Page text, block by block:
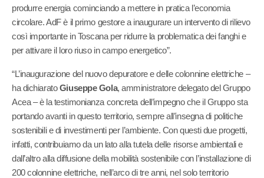
produrre energia cominciando a mettere in pratica l’economia
circolare. AdF è il primo gestore a inaugurare un intervento di rilievo
così importante in Toscana per ridurre la problematica dei fanghi e
per attivare il loro riuso in campo energetico”.
“L’inaugurazione del nuovo depuratore e delle colonnine elettriche –
ha dichiaratoGiuseppe Gola, amministratore delegato del Gruppo
Acea – è la testimonianza concreta dell’impegno che il Gruppo sta
portando avanti in questo territorio, sempre all’insegna di politiche
sostenibili e di investimenti per l’ambiente. Con questi due progetti,
infatti, contribuiamo da un lato alla tutela delle risorse ambientali e
dall’altro alla diffusione della mobilità sostenibile con l’installazione di
200 colonnine elettriche, nell’arco di tre anni, nel solo territorio